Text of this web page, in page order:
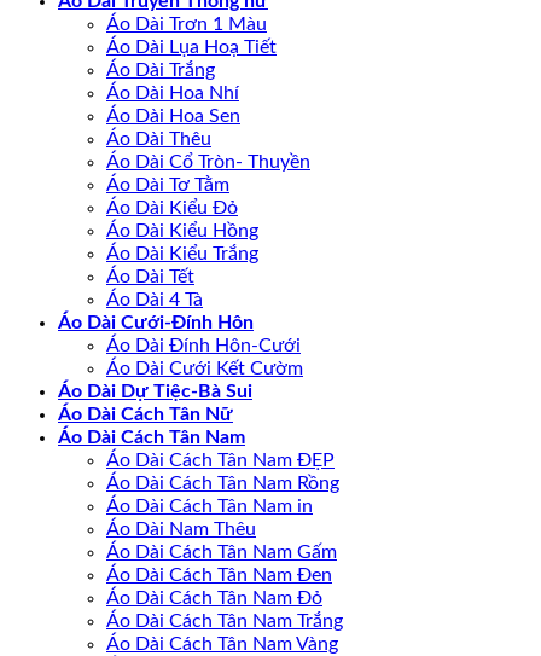
Áo Dài Trơn 1 Màu
Áo Dài Lụa Hoạ Tiết
Áo Dài Trắng
Áo Dài Hoa Nhí
Áo Dài Hoa Sen
Áo Dài Thêu
Áo Dài Cổ Tròn- Thuyền
Áo Dài Tơ Tằm
Áo Dài Kiểu Đỏ
Áo Dài Kiểu Hồng
Áo Dài Kiểu Trắng
Áo Dài Tết
Áo Dài 4 Tà
Áo Dài Cưới-Đính Hôn
Áo Dài Đính Hôn-Cưới
Áo Dài Cưới Kết Cườm
Áo Dài Dự Tiệc-Bà Sui
Áo Dài Cách Tân Nữ
Áo Dài Cách Tân Nam
Áo Dài Cách Tân Nam ĐẸP
Áo Dài Cách Tân Nam Rồng
Áo Dài Cách Tân Nam in
Áo Dài Nam Thêu
Áo Dài Cách Tân Nam Gấm
Áo Dài Cách Tân Nam Đen
Áo Dài Cách Tân Nam Đỏ
Áo Dài Cách Tân Nam Trắng
Áo Dài Cách Tân Nam Vàng